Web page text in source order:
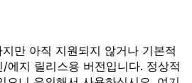
만 아직 지원되지 않거나 기본적
에지 릴리스용 버전입니다. 정상적